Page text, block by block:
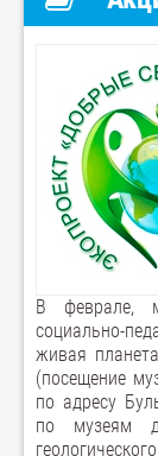
В феврале,
социально-
живая
(посещение
по адресу
по музеям